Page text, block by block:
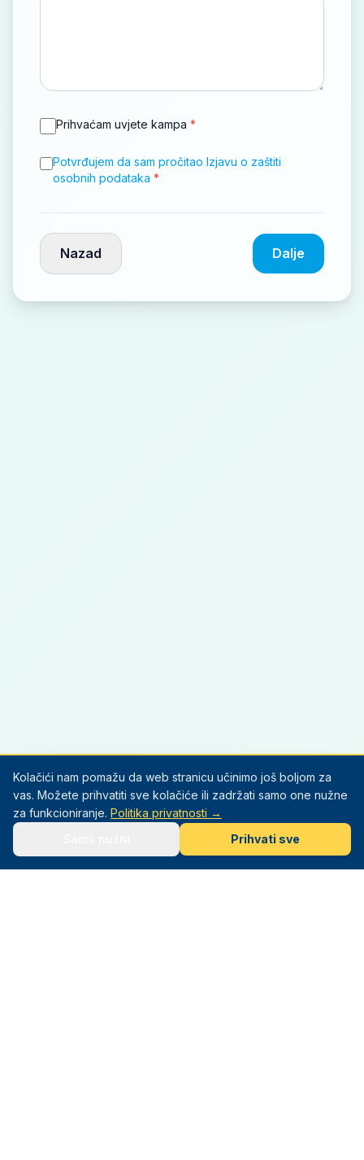
Prihvaćam uvjete kampa *
Potvrđujem da sam pročitao Izjavu o zaštiti
osobnih podataka *
Nazad Dalje
Kolačići nam pomažu da web stranicu učinimo još boljom za
vas. Možete prihvatiti sve kolačiće ili zadržati samo one nužne
za funkcioniranje. Politika privatnosti →
Prihvati sve